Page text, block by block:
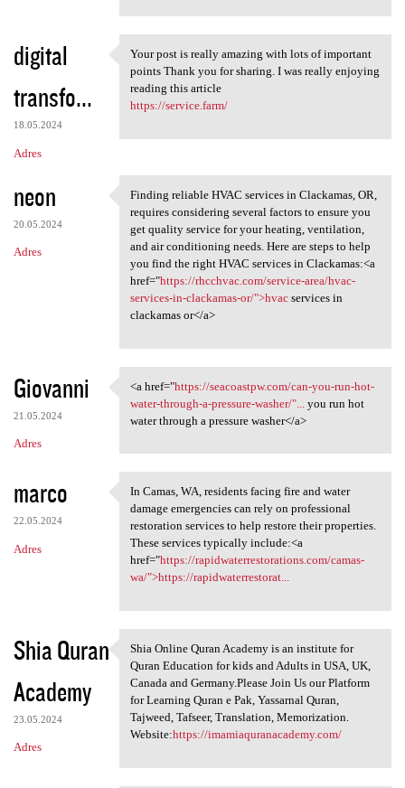
digital
transfo...
18.05.2024
Adres
Your post is really amazing
Your post is really amazing with lots of important
points Thank you for sharing. I was really enjoying
reading this article
https://service.farm/
neon
20.05.2024
Adres
Finding reliable HVAC
Finding reliable HVAC services in Clackamas, OR,
requires considering several factors to ensure you
get quality service for your heating, ventilation,
and air conditioning needs. Here are steps to help
you find the right HVAC services in Clackamas:<a
href="https://rhcchvac.com/service-area/hvac-
services-in-clackamas-or/">hvacservices in
clackamas or</a>
Giovanni
21.05.2024
Adres
<a href="https://seacoastpw
<a href="https://seacoastpw.com/can-you-run-hot-
water-through-a-pressure-washer/"...
you run hot
water through a pressure washer</a>
marco
22.05.2024
Adres
In Camas, WA, residents
In Camas, WA, residents facing fire and water
damage emergencies can rely on professional
restoration services to help restore their properties.
These services typically include:<a
href="https://rapidwaterrestorations.com/camas-
wa/">https://rapidwaterrestorat...
Shia Quran
Academy
23.05.2024
Adres
Shia Online Quran Academy is
Shia Online Quran Academy is an institute for
Quran Education for kids and Adults in USA, UK,
Canada and Germany.Please Join Us our Platform
for Learning Quran e Pak, Yassarnal Quran,
Tajweed, Tafseer, Translation, Memorization.
Website:https://imamiaquranacademy.com/